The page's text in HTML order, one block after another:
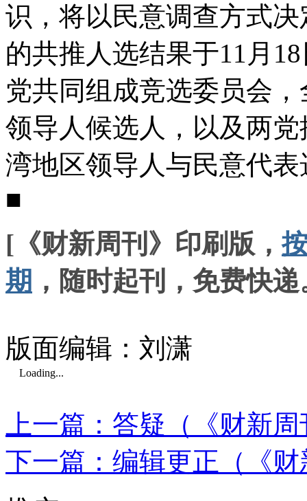
识，将以民意调查方式
的共推人选结果于11月
党共同组成竞选委员会
领导人候选人，以及两
湾地区领导人与民意代
■
[《财新周刊》印刷版，
期 ，随时起刊，免费快
版面编辑：刘潇
Loading...
上一篇：答疑（《财新
下一篇：编辑更正（《